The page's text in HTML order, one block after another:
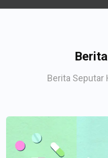
Berita Seputar